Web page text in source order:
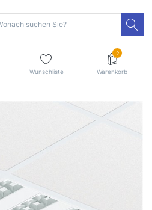
Wunschliste
2
Warenkorb